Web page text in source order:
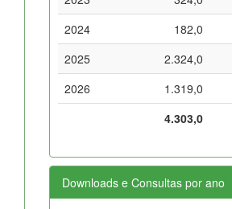
2024
182,0
2025
2.324,0
2026
1.319,0
4.303,0
Downloads e Consultas por ano